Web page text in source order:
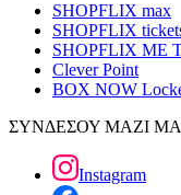
SHOPFLIX max
SHOPFLIX
SHOPFLIX ΜΕ
Clever Point
BOX NOW
ΣΥΝΔΕΣΟΥ ΜΑΖΙ
Instagram